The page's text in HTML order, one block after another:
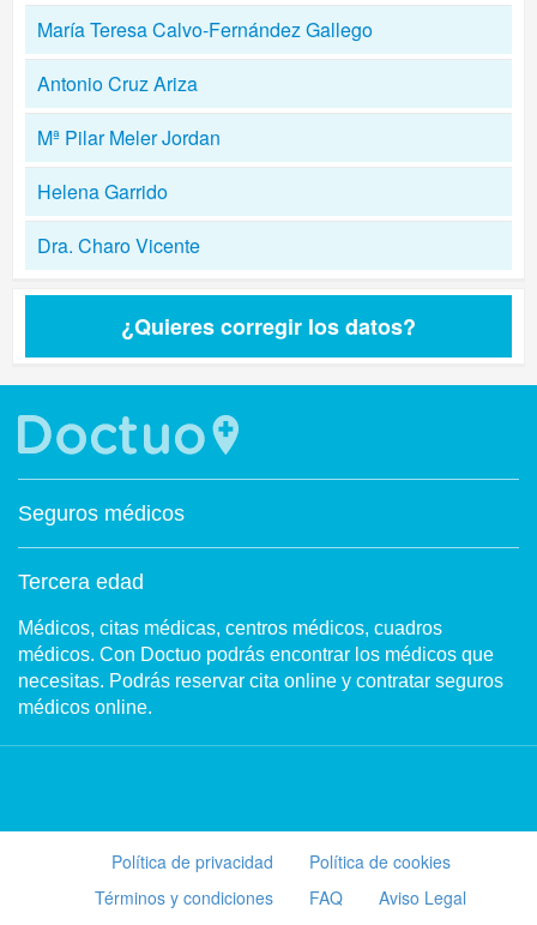
María Teresa Calvo-Fernández Gallego
Antonio Cruz Ariza
Mª Pilar Meler Jordan
Helena Garrido
Dra. Charo Vicente
¿Quieres corregir los datos?
Seguros médicos
Tercera edad
Médicos, citas médicas, centros médicos, cuadros
médicos. Con Doctuo podrás encontrar los médicos que
necesitas. Podrás reservar cita online y contratar seguros
médicos online.
Política de privacidad
Política de cookies
Términos y condiciones
FAQ
Aviso Legal